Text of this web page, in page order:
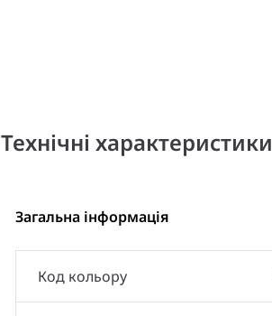
Технічні характеристики
Загальна інформація
Код кольору